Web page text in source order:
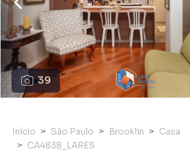
39
Início São Paulo Brooklin
Casa
CA4838_LARES